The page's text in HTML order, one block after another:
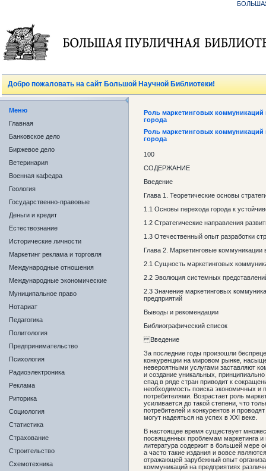
Добро пожаловать на сайт Большой Научной Библиотеки!
Меню
Главная
Банковское дело
Биржевое дело
Ветеринария
Военная кафедра
Геология
Государственно-правовые
Деньги и кредит
Естествознание
Исторические личности
Маркетинг реклама и торговля
Международные отношения
Международные экономические
Муниципальное право
Нотариат
Педагогика
Политология
Предпринимательство
Психология
Радиоэлектроника
Реклама
Риторика
Социология
Статистика
Страхование
Строительство
Схемотехника
Роль маркетинговых коммуникаций
города
Роль маркетинговых коммуникаций
города
100
СОДЕРЖАНИЕ
Введение
Глава 1. Теоретические основы
1.1 Основы перехода города к
1.2 Стратегические направления
1.3 Отечественный опыт разработки
Глава 2. Маркетинговые коммуникации
2.1 Сущность маркетинговых
2.2 Эволюция системных
2.3 Значение маркетинговых
предприятий
Выводы и рекомендации
Библиографический список
Введение
За последние годы произошли
конкуренции на мировом рынке,
невероятными услугами заставляют
и создание уникальных,
спад в ряде стран приводит к
необходимость поиска экономичных
потребителями. Возрастает роль
усиливается до такой степени, что
потребителей и конкурентов и
могут надеяться на успех в XXI веке.
В настоящее время существует
посвященных проблемам маркетинга
литература содержит в большей мере
а часто такие издания и вовсе
отражающей зарубежный опыт
коммуникаций на предприятиях